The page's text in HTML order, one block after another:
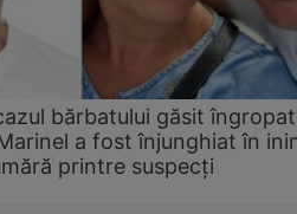
bărbatului găsit
a fost înjunghiat în
printre suspecți